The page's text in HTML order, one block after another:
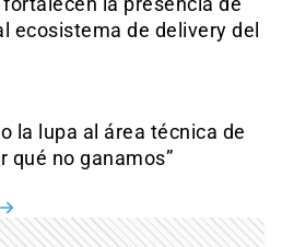
fortalecen la presencia de
ecosistema de delivery del
la lupa al área técnica de
qué no ganamos”